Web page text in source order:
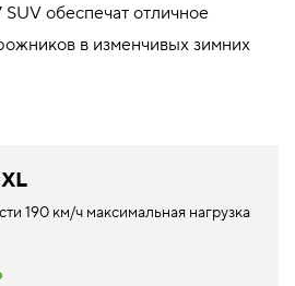
обеспечат отличное
в изменчивых зимних
190 км/ч максимальная нагрузка